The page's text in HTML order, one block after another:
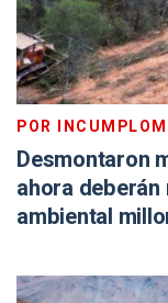
POR
Desmontaron
ahora
ambiental